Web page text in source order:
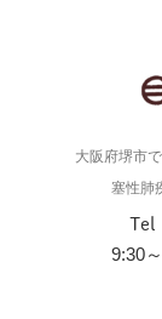
大阪府堺市
塞性肺
Tel
9:30